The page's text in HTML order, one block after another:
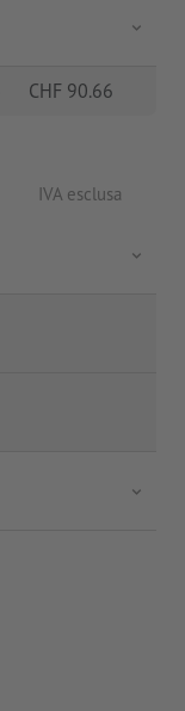
CHF 90.66
IVA esclusa